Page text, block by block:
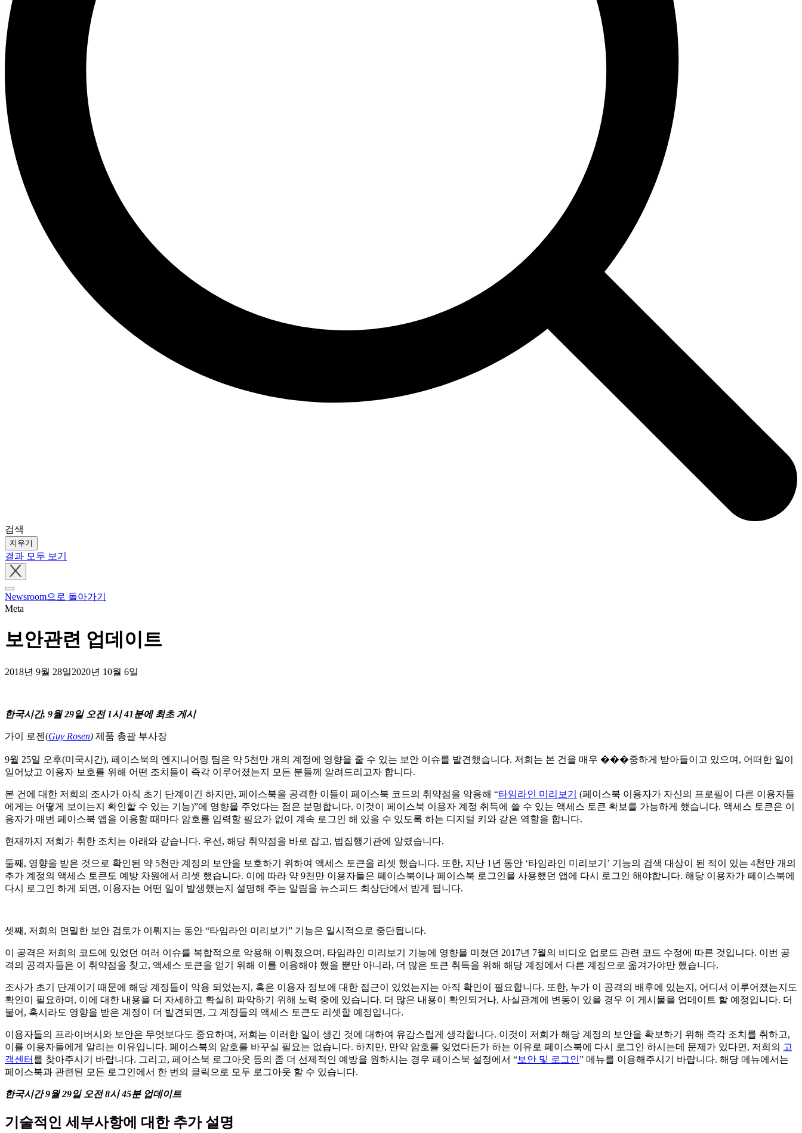
검색
지우기
결과 모두 보기
tray
Newsroom으로 돌아가기
Meta
보안관련 업데이트
2018년 9월 28일2020년 10월 6일
한국시간, 9월 29일 오전 1시 41분에 최초 게시
가이 로젠(Guy Rosen) 제품 총괄 부사장
9월 25일 오후(미국시간), 페이스북의 엔지니어링 팀은 약 5천만 개의 계정에 영향을 줄 수 있는 보안 이슈를 발견했습니다. 저희는 본 건을 매우 ���중하게 받아들이고 있으며, 어떠한 일이
일어났고 이용자 보호를 위해 어떤 조치들이 즉각 이루어졌는지 모든 분들께 알려드리고자 합니다.
본 건에 대한 저희의 조사가 아직 초기 단계이긴 하지만, 페이스북을 공격한 이들이 페이스북 코드의 취약점을 악용해 “타임라인 미리보기
(페이스북 이용자가 자신의 프로필이 다른 이용자들
에게는 어떻게 보이는지 확인할 수 있는 기능)”에 영향을 주었다는 점은 분명합니다. 이것이 페이스북 이용자 계정 취득에 쓸 수 있는 액세스 토큰 확보를 가능하게 했습니다. 액세스 토큰은 이
용자가 매번 페이스북 앱을 이용할 때마다 암호를 입력할 필요가 없이 계속 로그인 해 있을 수 있도록 하는 디지털 키와 같은 역할을 합니다.
현재까지 저희가 취한 조치는 아래와 같습니다. 우선, 해당 취약점을 바로 잡고, 법집행기관에 알렸습니다.
둘째, 영향을 받은 것으로 확인된 약 5천만 계정의 보안을 보호하기 위하여 액세스 토큰을 리셋 했습니다. 또한, 지난 1년 동안 ‘타임라인 미리보기’ 기능의 검색 대상이 된 적이 있는 4천만 개의
추가 계정의 액세스 토큰도 예방 차원에서 리셋 했습니다. 이에 따라 약 9천만 이용자들은 페이스북이나 페이스북 로그인을 사용했던 앱에 다시 로그인 해야합니다. 해당 이용자가 페이스북에
다시 로그인 하게 되면, 이용자는 어떤 일이 발생했는지 설명해 주는 알림을 뉴스피드 최상단에서 받게 됩니다.
셋째, 저희의 면밀한 보안 검토가 이뤄지는 동안 “타임라인 미리보기” 기능은 일시적으로 중단됩니다.
이 공격은 저희의 코드에 있었던 여러 이슈를 복합적으로 악용해 이뤄졌으며, 타임라인 미리보기 기능에 영향을 미쳤던 2017년 7월의 비디오 업로드 관련 코드 수정에 따른 것입니다. 이번 공
격의 공격자들은 이 취약점을 찾고, 액세스 토큰을 얻기 위해 이를 이용해야 했을 뿐만 아니라, 더 많은 토큰 취득을 위해 해당 계정에서 다른 계정으로 옮겨가야만 했습니다.
조사가 초기 단계이기 때문에 해당 계정들이 악용 되었는지, 혹은 이용자 정보에 대한 접근이 있었는지는 아직 확인이 필요합니다. 또한, 누가 이 공격의 배후에 있는지, 어디서 이루어졌는지도
확인이 필요하며, 이에 대한 내용을 더 자세하고 확실히 파악하기 위해 노력 중에 있습니다. 더 많은 내용이 확인되거나, 사실관계에 변동이 있을 경우 이 게시물을 업데이트 할 예정입니다. 더
불어, 혹시라도 영향을 받은 계정이 더 발견되면, 그 계정들의 액세스 토큰도 리셋할 예정입니다.
이용자들의 프라이버시와 보안은 무엇보다도 중요하며, 저희는 이러한 일이 생긴 것에 대하여 유감스럽게 생각합니다. 이것이 저희가 해당 계정의 보안을 확보하기 위해 즉각 조치를 취하고,
이를 이용자들에게 알리는 이유입니다. 페이스북의 암호를 바꾸실 필요는 없습니다. 하지만, 만약 암호를 잊었다든가 하는 이유로 페이스북에 다시 로그인 하시는데 문제가 있다면, 저희의 고
객센터 를 찾아주시기 바랍니다. 그리고, 페이스북 로그아웃 등의 좀 더 선제적인 예방을 원하시는 경우 페이스북 설정에서 “보안 및 로그인” 메뉴를 이용해주시기 바랍니다. 해당 메뉴에서는
페이스북과 관련된 모든 로그인에서 한 번의 클릭으로 모두 로그아웃 할 수 있습니다.
한국시간 9월 29일 오전 8시 45분 업데이트
기술적인 세부사항에 대한 추가 설명